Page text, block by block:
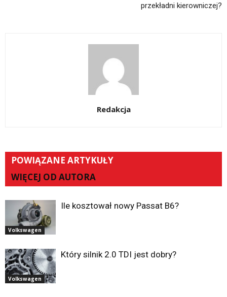
przekładni kierowniczej?
Redakcja
POWIĄZANE ARTYKUŁY
WIĘCEJ OD AUTORA
Volkswagen
Ile kosztował nowy Passat B6?
Volkswagen
Który silnik 2.0 TDI jest dobry?